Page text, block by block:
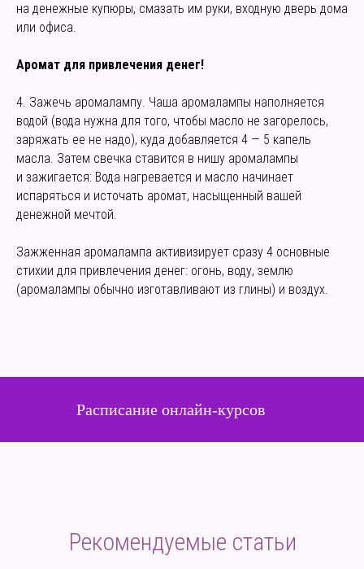
на денежные купюры, смазать им руки, входную дверь дома
или офиса.
Аромат для привлечения денег!
4. Зажечь аромалампу. Чаша аромалампы наполняется
водой (вода нужна для того, чтобы масло не загорелось,
заряжать ее не надо), куда добавляется 4 — 5 капель
масла. Затем свечка ставится в нишу аромалампы
и зажигается: Вода нагревается и масло начинает
испаряться и источать аромат, насыщенный вашей
денежной мечтой.
Зажженная аромалампа активизирует сразу 4 основные
стихии для привлечения денег: огонь, воду, землю
(аромалампы обычно изготавливают из глины) и воздух.
Расписание онлайн-курсов
Рекомендуемые статьи